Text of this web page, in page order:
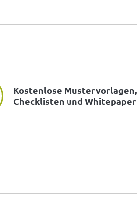
Kostenlose Mustervorlagen,
Checklisten und Whitepaper